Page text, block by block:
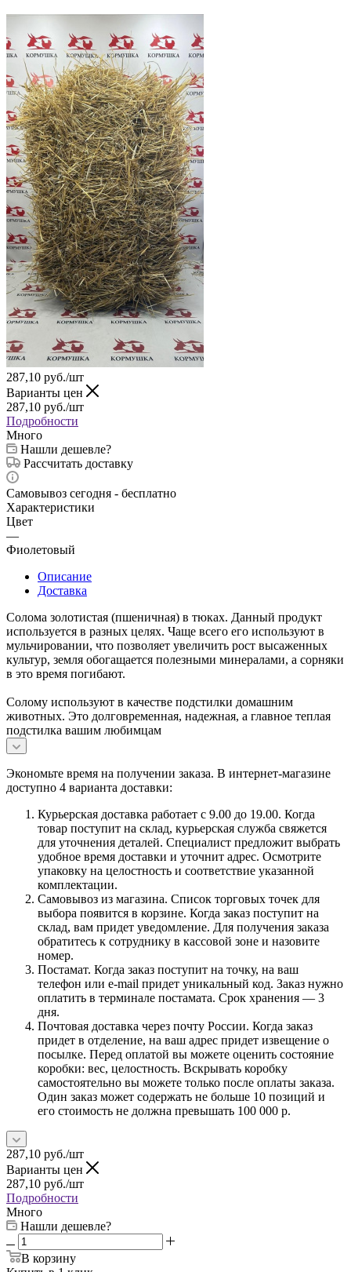
287,10 руб./шт
Варианты цен
287,10 руб./шт
Подробности
Много
Нашли дешевле?
Рассчитать доставку
Самовывоз сегодня - бесплатно
Характеристики
Цвет
—
Фиолетовый
Описание
Доставка
Солома золотистая (пшеничная) в тюках. Данный продукт
используется в разных целях. Чаще всего его используют в
мульчировании, что позволяет увеличить рост высаженных
культур, земля обогащается полезными минералами, а сорняки
в это время погибают.
Солому используют в качестве подстилки домашним
животных. Это долговременная, надежная, а главное теплая
подстилка вашим любимцам
Экономьте время на получении заказа. В интернет-магазине
доступно 4 варианта доставки:
Курьерская доставка работает с 9.00 до 19.00. Когда
товар поступит на склад, курьерская служба свяжется
для уточнения деталей. Специалист предложит выбрать
удобное время доставки и уточнит адрес. Осмотрите
упаковку на целостность и соответствие указанной
комплектации.
Самовывоз из магазина. Список торговых точек для
выбора появится в корзине. Когда заказ поступит на
склад, вам придет уведомление. Для получения заказа
обратитесь к сотруднику в кассовой зоне и назовите
номер.
Постамат. Когда заказ поступит на точку, на ваш
телефон или e-mail придет уникальный код. Заказ нужно
оплатить в терминале постамата. Срок хранения — 3
дня.
Почтовая доставка через почту России. Когда заказ
придет в отделение, на ваш адрес придет извещение о
посылке. Перед оплатой вы можете оценить состояние
коробки: вес, целостность. Вскрывать коробку
самостоятельно вы можете только после оплаты заказа.
Один заказ может содержать не больше 10 позиций и
его стоимость не должна превышать 100 000 р.
287,10 руб./шт
Варианты цен
287,10 руб./шт
Подробности
Много
Нашли дешевле?
В корзину